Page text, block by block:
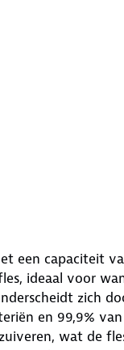
een capaciteit
ideaal voor
zich
en 99,9%
wat de